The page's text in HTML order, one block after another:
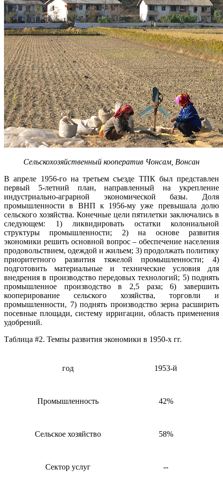
Сельскохозяйственный кооператив Чонсам, Вонсан
В апреле 1956-го на третьем съезде ТПК был представлен
первый 5-летний план, направленный на укрепление
индустриально-аграрной экономической базы. Доля
промышленности в ВНП к 1956-му уже превышала долю
сельского хозяйства. Конечные цели пятилетки заключались в
следующем: 1) ликвидировать остатки колониальной
структуры промышленности; 2) на основе развития
экономики решить основной вопрос – обеспечение населения
продовольствием, одеждой и жильем; 3) продолжать политику
приоритетного развития тяжелой промышленности; 4)
подготовить материальные и технические условия для
внедрения в производство передовых технологий; 5) поднять
промышленное производство в 2,5 раза; 6) завершить
кооперирование сельского хозяйства, торговли и
промышленности, 7) поднять производство зерна расширить
посевные площади, систему ирригации, область применения
удобрений.
Таблица #2. Темпы развития экономики в 1950-х гг.
год 1953-й
Промышленность 42%
Сельское хозяйство 58%
Сектор услуг --